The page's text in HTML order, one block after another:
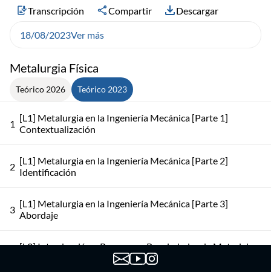
Metalurgia Física
Teórico 2026 Teórico 2023
1 [L1] Metalurgia en la Ingeniería Mecánica [Parte 1]
Contextualización
2 [L1] Metalurgia en la Ingeniería Mecánica [Parte 2]
Identificación
3 [L1] Metalurgia en la Ingeniería Mecánica [Parte 3]
Abordaje
[L2] Introducción a Procesos y Propiedades de Materiales
Metálicos [Parte 1] Procesos
Transcripción Compartir Descargar
18/08/2023Ver más